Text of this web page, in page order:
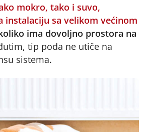
mokro, tako i suvo,
instalaciju sa velikom većinom
ima dovoljno prostora na
tip poda ne utiče na
sistema.